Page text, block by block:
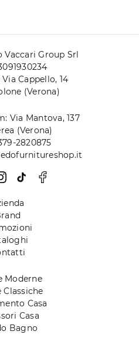
Vaccari Group Srl
Cappello, 14
(Verona)
Via Mantova, 137
(Verona)
2820875
Moderne
Classiche
Casa
Casa
Bagno